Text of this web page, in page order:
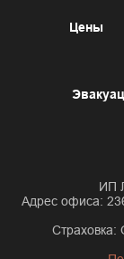
Цены
ИП
Адрес офиса:
Страховка: